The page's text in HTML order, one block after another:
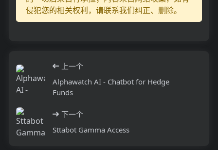
侵犯您的相关权利，请联系我们纠正、删除。
上一个
Alphawatch AI - Chatbot for Hedge
Funds
下一个
Sttabot Gamma Access